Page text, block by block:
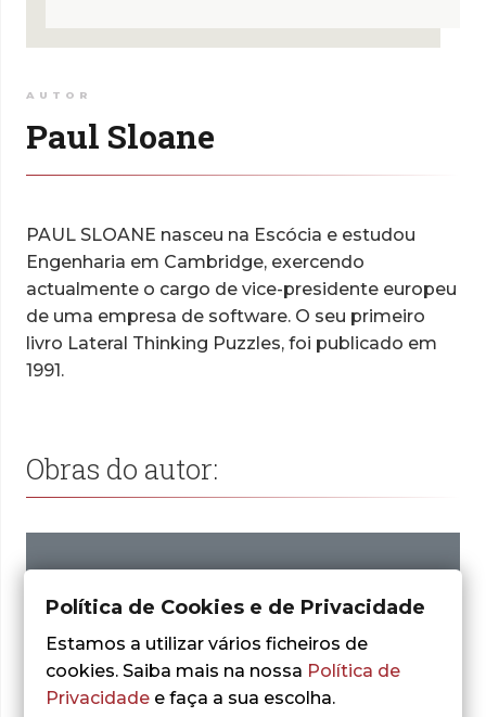
AUTOR
Paul Sloane
PAUL SLOANE nasceu na Escócia e estudou
Engenharia em Cambridge, exercendo
actualmente o cargo de vice-presidente europeu
de uma empresa de software. O seu primeiro
livro Lateral Thinking Puzzles, foi publicado em
1991.
Obras do autor:
Política de Cookies e de Privacidade
Estamos a utilizar vários ficheiros de
cookies. Saiba mais na nossa Política de
Privacidade e faça a sua escolha.